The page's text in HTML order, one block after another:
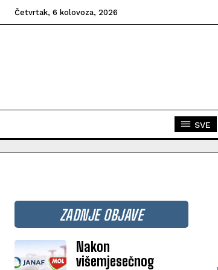
Četvrtak, 6 kolovoza, 2026
SVE
ZADNJE OBJAVE
Nakon
višemjesečnog